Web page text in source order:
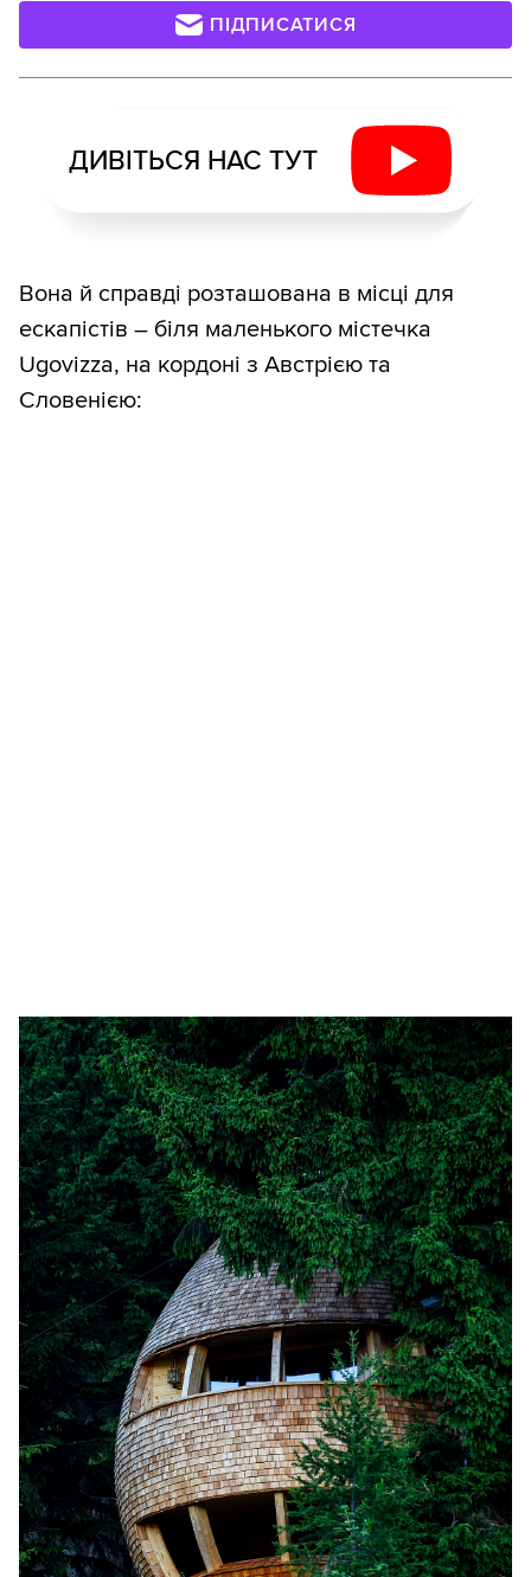
ПІДПИСАТИСЯ
ДИВІТЬСЯ НАС ТУТ
Вона й справді розташована в місці для
ескапістів – біля маленького містечка
Ugovizza, на кордоні з Австрією та
Словенією: